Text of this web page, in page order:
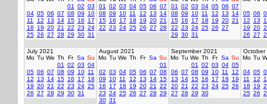
01
02 03
04 05 06 07 08 09
10
11
12 13 14 15 16
17
18
19 20 21 22 23 24
25 26 27 28 29 30 31
01
02 03 04 05 06 07
08 09 10 11 12 13
14
15 16 17 18 19 20 21
22 23 24 25 26 27 28
01
02 03 04 05 06 07
08 09 10 11 12 13
14
15 16 17 18 19 20 21
22 23 24 25 26 27
29 30 31
05 06
12
13
19 20
26 27
July 2021
Mo Tu We Th Fr Sa Su
01
02 03 04
05 06 07 08 09 10 11
12
13 14 15 16 17
18
19 20 21 22 23 24 25
26 27 28 29 30 31
August 2021
Mo Tu We Th Fr Sa Su
01
02 03 04 05 06 07 08
09
10 11 12 13 14 15
16
17 18 19 20 21
22
23 24 25 26 27 28 29
30 31
September 2021
Mo Tu We Th Fr Sa Su
01
02 03 04 05
06 07 08 09 10 11
12
13
14 15 16 17 18
19
20 21 22 23 24 25 26
27 28 29 30
October
Mo Tu
04 05
11
12
18
19
25 26